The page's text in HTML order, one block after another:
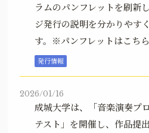
ラムのパンフレットを刷新
ジ発行の説明を分かりやす
す。 ※パンフレットはこちら
発行情報
2026/01/16
成城大学は、「音楽演奏プ
テスト」を開催し、作品提